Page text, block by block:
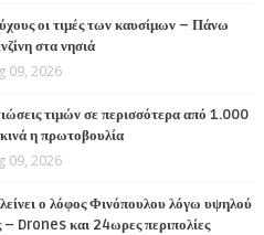
οι τιμές των καυσίμων – Πάνω
στα νησιά
09, 2026
τιμών σε περισσότερα από 1.000
η πρωτοβουλία
09, 2026
ο λόφος Φινόπουλου λόγω υψηλού
– Drones και 24ωρες περιπολίες